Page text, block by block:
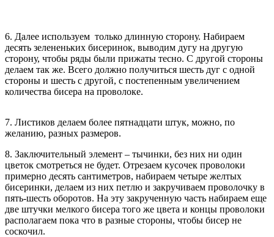
6. Далее используем только длинную сторону. Набираем
десять зелененьких бисеринок, выводим дугу на другую
сторону, чтобы ряды были прижаты тесно. С другой стороны
делаем так же. Всего должно получиться шесть дуг с одной
стороны и шесть с другой, с постепенным увеличением
количества бисера на проволоке.
7. Листиков делаем более пятнадцати штук, можно, по
желанию, разных размеров.
8. Заключительный элемент – тычинки, без них ни один
цветок смотреться не будет. Отрезаем кусочек проволоки
примерно десять сантиметров, набираем четыре желтых
бисеринки, делаем из них петлю и закручиваем проволочку в
пять-шесть оборотов. На эту закрученную часть набираем еще
две штучки мелкого бисера того же цвета и концы проволоки
располагаем пока что в разные стороны, чтобы бисер не
соскочил.